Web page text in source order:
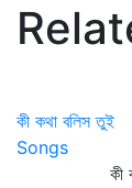
কী কথা বলিস তুই
Songs
কী কথা